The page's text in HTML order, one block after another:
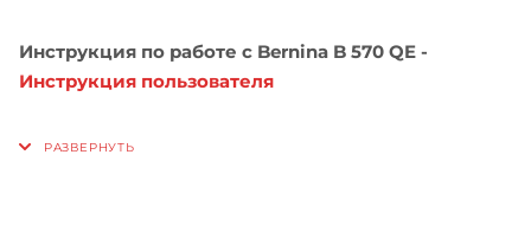
Инструкция по работе с Bernina B 570 QE -
Инструкция пользователя